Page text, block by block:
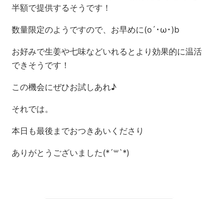
半額で提供するそうです！
数量限定のようですので、お早めに(o´･ω･)b
お好みで生姜や七味などいれるとより効果的に温活
できそうです！
この機会にぜひお試しあれ♪
それでは。
本日も最後までおつきあいくださり
ありがとうございました(*´꒳`*)